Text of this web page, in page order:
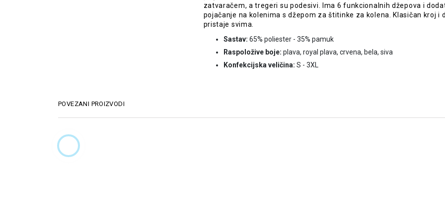
zatvaračem, a tregeri su podesivi. Ima 6 funkcionalnih džepova i
pojačanje na kolenima s džepom za štitinke za kolena. Klasičan kroj i
pristaje svima.
Sastav: 65% poliester - 35% pamuk
Raspoložive boje: plava, royal plava, crvena, bela, siva
Konfekcijska veličina: S - 3XL
POVEZANI PROIZVODI